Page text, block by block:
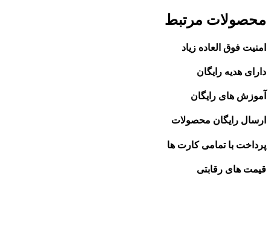
محصولات مرتبط
امنیت فوق العاده زیاد
دارای هدیه رایگان
آموزش های رایگان
ارسال رایگان محصولات
پرداخت با تمامی کارت ها
قیمت های رقابتی